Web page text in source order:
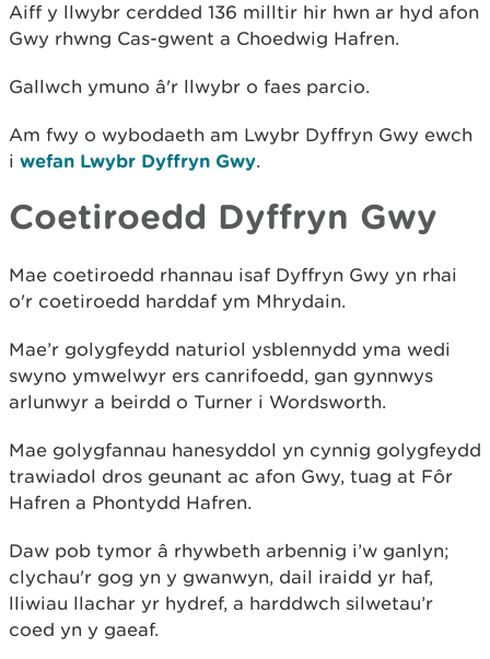
Aiff y llwybr cerdded 136 milltir hir hwn ar hyd afon
Gwy rhwng Cas-gwent a Choedwig Hafren.
Gallwch ymuno â'r llwybr o faes parcio.
Am fwy o wybodaeth am Lwybr Dyffryn Gwy ewch
i wefan Lwybr Dyffryn Gwy.
Coetiroedd Dyffryn Gwy
Mae coetiroedd rhannau isaf Dyffryn Gwy yn rhai
o'r coetiroedd harddaf ym Mhrydain.
Mae’r golygfeydd naturiol ysblennydd yma wedi
swyno ymwelwyr ers canrifoedd, gan gynnwys
arlunwyr a beirdd o Turner i Wordsworth.
Mae golygfannau hanesyddol yn cynnig golygfeydd
trawiadol dros geunant ac afon Gwy, tuag at Fôr
Hafren a Phontydd Hafren.
Daw pob tymor â rhywbeth arbennig i’w ganlyn;
clychau'r gog yn y gwanwyn, dail iraidd yr haf,
lliwiau llachar yr hydref, a harddwch silwetau’r
coed yn y gaeaf.